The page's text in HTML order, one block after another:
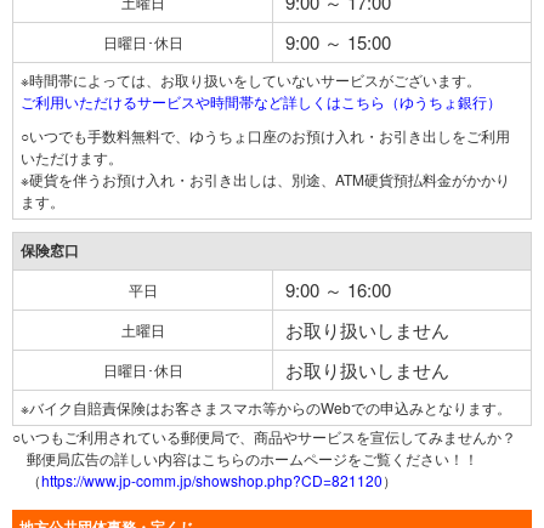
日曜日･休日 9:00 ～ 15:00
※時間帯によっては、お取り扱いをしていないサービスがございます。
ご利用いただけるサービスや時間帯など詳しくはこちら（ゆうちょ銀行）
○いつでも手数料無料で、ゆうちょ口座のお預け入れ・お引き出しをご利用
いただけます。
※硬貨を伴うお預け入れ・お引き出しは、別途、ATM硬貨預払料金がかかり
ます。
保険窓口
平日 9:00 ～ 16:00
土曜日 お取り扱いしません
日曜日･休日 お取り扱いしません
※バイク自賠責保険はお客さまスマホ等からのWebでの申込みとなります。
○いつもご利用されている郵便局で、商品やサービスを宣伝してみませんか？
郵便局広告の詳しい内容はこちらのホームページをご覧ください！！
（https://www.jp-comm.jp/showshop.php?CD=821120）